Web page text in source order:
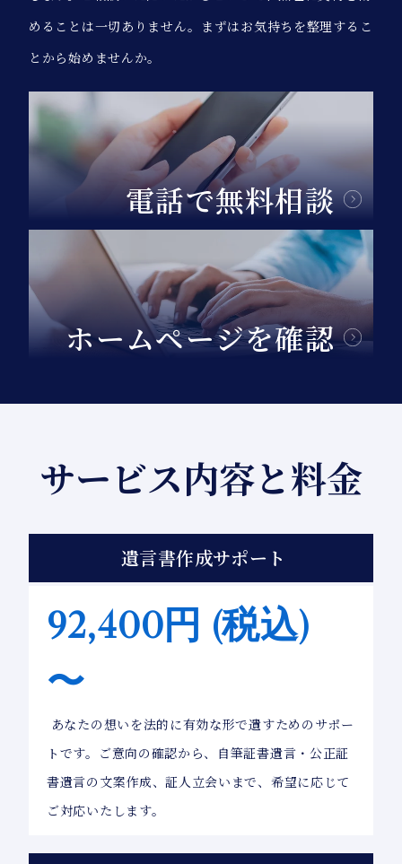
めることは一切ありません。まずはお気持ちを整理するこ
とから始めませんか。
電話で無料相談
ホームページを確認
サービス内容と料金
遺言書作成サポート
92,400円 (税込)
〜
あなたの想いを法的に有効な形で遺すためのサポー
トです。ご意向の確認から、自筆証書遺言・公正証
書遺言の文案作成、証人立会いまで、希望に応じて
ご対応いたします。